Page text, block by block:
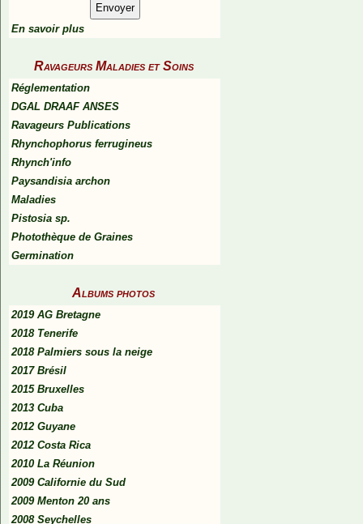
En savoir plus
Ravageurs Maladies et Soins
Réglementation
DGAL DRAAF ANSES
Ravageurs Publications
Rhynchophorus ferrugineus
Rhynch'info
Paysandisia archon
Maladies
Pistosia sp.
Photothèque de Graines
Germination
Albums photos
2019 AG Bretagne
2018 Tenerife
2018 Palmiers sous la neige
2017 Brésil
2015 Bruxelles
2013 Cuba
2012 Guyane
2012 Costa Rica
2010 La Réunion
2009 Californie du Sud
2009 Menton 20 ans
2008 Seychelles